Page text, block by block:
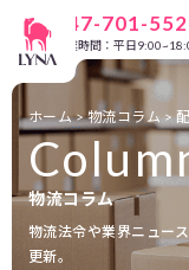
047-701-
営業時間：平日
物流コラム
物流法令や業界ニュー
更新。
ホーム>物流コラム>